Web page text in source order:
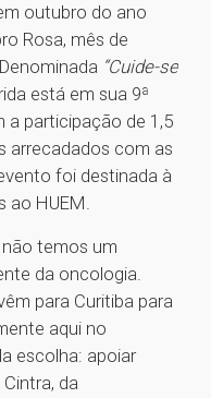
outubro do ano
Rosa, mês de
“Cuide-se
está em sua 9ª
a participação de 1,5
arrecadados com as
foi destinada à
ao HUEM.
não temos um
da oncologia.
para Curitiba para
aqui no
escolha: apoiar
da